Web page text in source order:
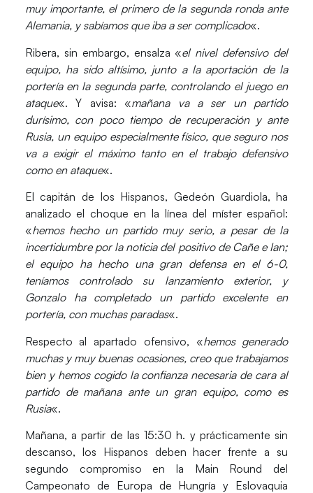
muy importante, el primero de la segunda ronda ante
Alemania, y sabíamos que iba a ser complicado«.
Ribera, sin embargo, ensalza «el nivel defensivo del
equipo, ha sido altísimo, junto a la aportación de la
portería en la segunda parte, controlando el juego en
ataque«. Y avisa: «mañana va a ser un partido
durísimo, con poco tiempo de recuperación y ante
Rusia, un equipo especialmente físico, que seguro nos
va a exigir el máximo tanto en el trabajo defensivo
como en ataque«.
El capitán de los Hispanos, Gedeón Guardiola, ha
analizado el choque en la línea del míster español:
«hemos hecho un partido muy serio, a pesar de la
incertidumbre por la noticia del positivo de Cañe e Ian;
el equipo ha hecho una gran defensa en el 6-0,
teníamos controlado su lanzamiento exterior, y
Gonzalo ha completado un partido excelente en
portería, con muchas paradas«.
Respecto al apartado ofensivo, «hemos generado
muchas y muy buenas ocasiones, creo que trabajamos
bien y hemos cogido la confianza necesaria de cara al
partido de mañana ante un gran equipo, como es
Rusia«.
Mañana, a partir de las 15:30 h. y prácticamente sin
descanso, los Hispanos deben hacer frente a su
segundo compromiso en la Main Round del
Campeonato de Europa de Hungría y Eslovaquia